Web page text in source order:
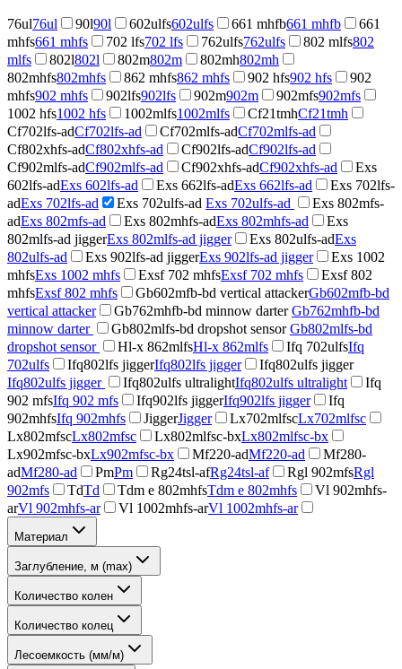
76ul76ul 90l90l 602ulfs602ulfs 661 mhfb661 mhfb
661
mhfs661 mhfs 702 lfs702 lfs 762ulfs762ulfs 802 mlfs802
mlfs
802l802l 802m802m 802mh802mh
802mhfs802mhfs 862 mhfs862 mhfs 902 hfs902 hfs
902
mhfs902 mhfs 902lfs902lfs 902m902m 902mfs902mfs
1002 hfs1002 hfs 1002mlfs1002mlfs Cf21tmhCf21tmh
Cf702lfs-adCf702lfs-ad Cf702mlfs-adCf702mlfs-ad
Cf802xhfs-adCf802xhfs-ad Cf902lfs-adCf902lfs-ad
Cf902mlfs-adCf902mlfs-ad Cf902xhfs-adCf902xhfs-ad
Exs
602lfs-adExs 602lfs-ad Exs 662lfs-adExs 662lfs-ad
Exs 702lfs-
adExs 702lfs-ad Exs 702ulfs-ad Exs 702ulfs-ad
Exs 802mfs-
adExs 802mfs-ad Exs 802mhfs-adExs 802mhfs-ad
Exs
802mlfs-ad jiggerExs 802mlfs-ad jigger Exs 802ulfs-adExs
802ulfs-ad
Exs 902lfs-ad jiggerExs 902lfs-ad jigger
Exs 1002
mhfsExs 1002 mhfs Exsf 702 mhfsExsf 702 mhfs
Exsf 802
mhfsExsf 802 mhfs Gb602mfb-bd vertical attackerGb602mfb-bd
vertical attacker
Gb762mhfb-bd minnow darterGb762mhfb-bd
minnow darter
Gb802mlfs-bd dropshot sensorGb802mlfs-bd
dropshot sensor
Hl-x 862mlfsHl-x 862mlfs Ifq 702ulfsIfq
702ulfs
Ifq802lfs jiggerIfq802lfs jigger
Ifq802ulfs jigger
Ifq802ulfs jigger
Ifq802ulfs ultralightIfq802ulfs ultralight
Ifq
902 mfsIfq 902 mfs Ifq902lfs jiggerIfq902lfs jigger
Ifq
902mhfsIfq 902mhfs JiggerJigger Lx702mlfscLx702mlfsc
Lx802mfscLx802mfsc Lx802mlfsc-bxLx802mlfsc-bx
Lx902mfsc-bxLx902mfsc-bx Mf220-adMf220-ad
Mf280-
adMf280-ad PmPm Rg24tsl-afRg24tsl-af Rgl 902mfsRgl
902mfs
TdTd Tdm e 802mhfsTdm e 802mhfs
Vl 902mhfs-
arVl 902mhfs-ar Vl 1002mhfs-arVl 1002mhfs-ar
Материал
Заглубление, м (max)
Количество колен
Количество колец
Лесоемкость (мм/м)